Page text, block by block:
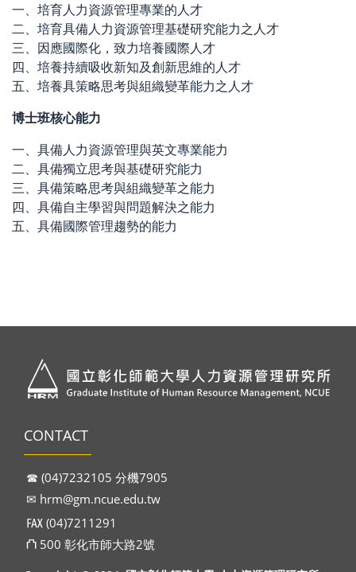
一、培育人力資源管理專業的人才
二、培育具備人力資源管理基礎研究能力之人才
三、因應國際化，致力培養國際人才
四、培養持續吸收新知及創新思維的人才
五、培養具策略思考與組織變革能力之人才
博士班核心能力
一、具備人力資源管理與英文專業能力
二、具備獨立思考與基礎研究能力
三、具備策略思考與組織變革之能力
四、具備自主學習與問題解決之能力
五、具備國際管理趨勢的能力
CONTACT
☎︎ (04)7232105 分機7905
✉︎ hrm@gm.ncue.edu.tw
℻ (04)7211291
⛫ 500 彰化市師大路2號